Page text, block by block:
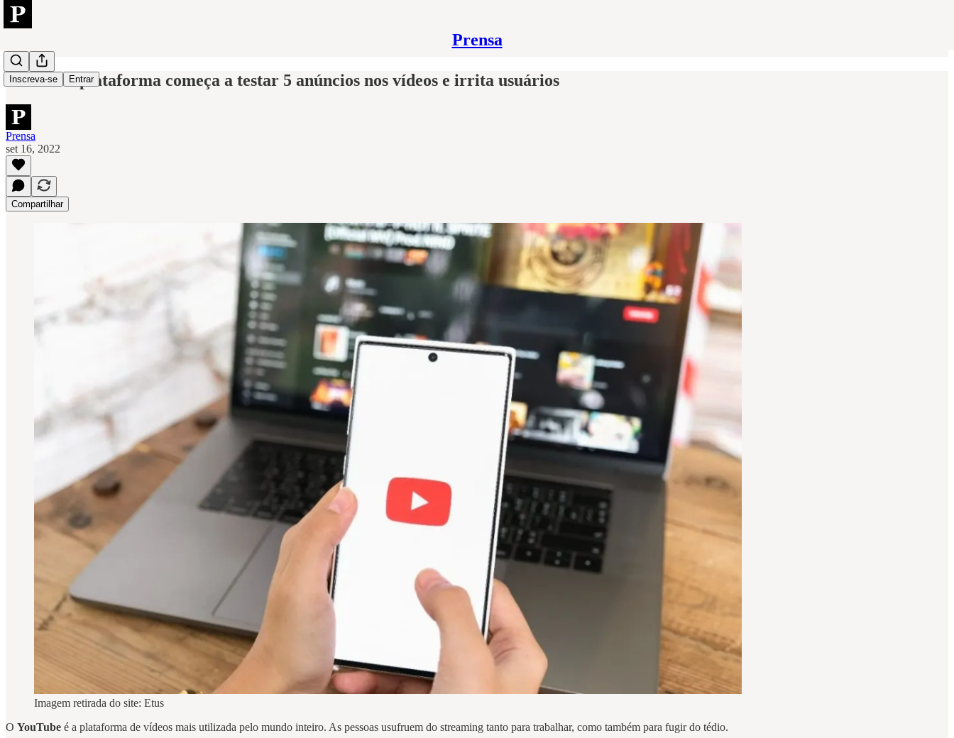
Prensa
Inscreva-se Entrar
YouTube: plataforma começa a testar 5 anúncios nos vídeos e irrita usuários
Prensa
set 16, 2022
Compartilhar
Imagem retirada do site: Etus
O YouTube é a plataforma de vídeos mais utilizada pelo mundo inteiro. As pessoas usufruem do streaming tanto para trabalhar, como também para fugir do tédio.